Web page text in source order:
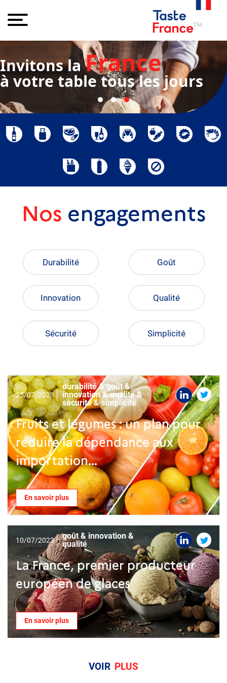
Invitons laFrance
à votre table tous les jours
Nos engagements
Durabilité Goût
Innovation Qualité
Sécurité Simplicité
25/07/2023
durabilité & goût &
innovation & qualité &
sécurité & simplicité
Fruits et légumes : un plan pour
réduire la dépendance aux
importation...
En savoir plus
10/07/2023
goût & innovation &
qualité
La France, premier producteur
européen de glaces
En savoir plus
VOIR PLUS